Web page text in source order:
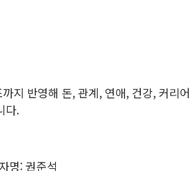
까지 반영해 돈, 관계, 연애, 건강, 커리
다.
명: 권준석